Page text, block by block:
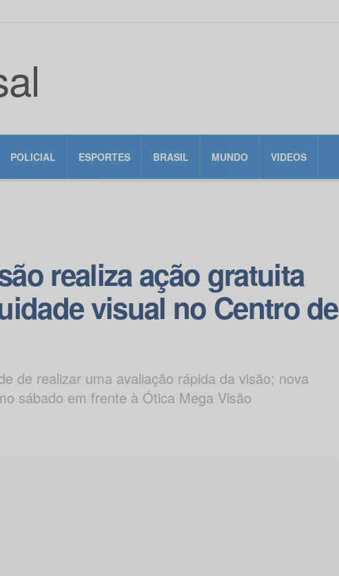
POLICIAL ESPORTES BRASIL MUNDO VIDEOS
realiza ação gratuita
visual no Centro de
de realizar uma avaliação rápida da visão; nova
sábado em frente à Ótica Mega Visão